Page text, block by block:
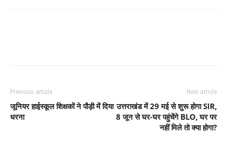
Previous article
जूनियर हाईस्कूल शिक्षकों ने पौड़ी में दिया
धरना
Next article
उत्तराखंड में 29 मई से शुरू होगा SIR,
8 जून से घर-घर पहुंचेंगे BLO, घर पर
नहीं मिले तो क्या होगा?